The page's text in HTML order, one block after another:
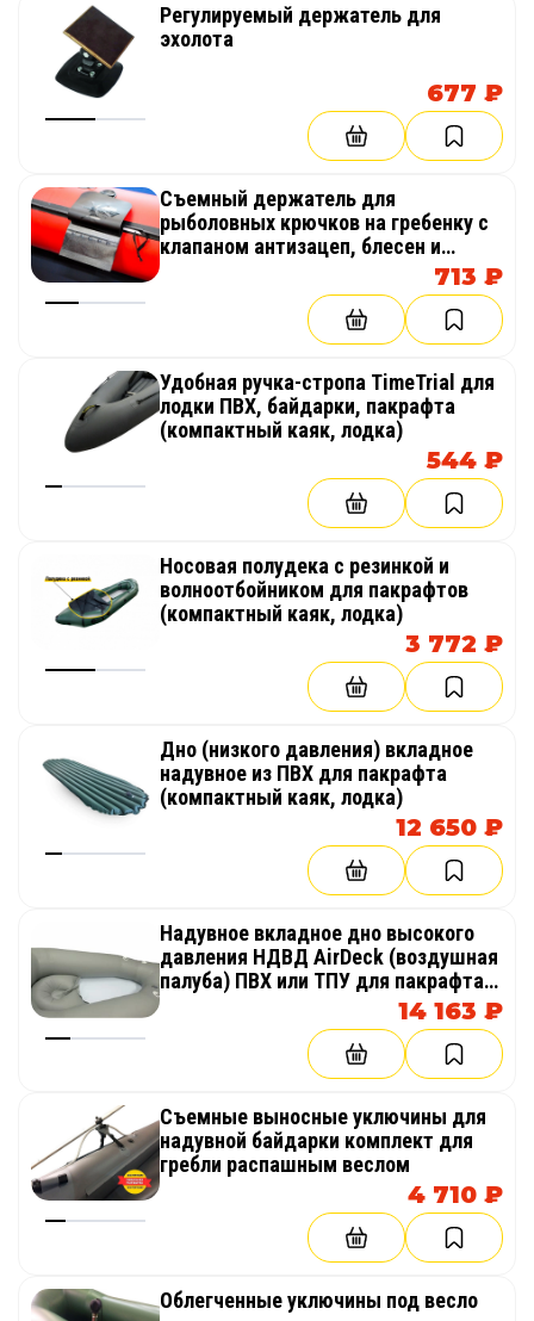
Регулируемый держатель для
эхолота
677 ₽
Съемный держатель для
рыболовных крючков на гребенку с
клапаном антизацеп, блесен и
байдарку или каяк
713 ₽
Удобная ручка-стропа TimeTrial для
лодки ПВХ, байдарки, пакрафта
(компактный каяк, лодка)
544 ₽
Носовая полудека с резинкой и
волноотбойником для пакрафтов
(компактный каяк, лодка)
3 772 ₽
Дно (низкого давления) вкладное
надувное из ПВХ для пакрафта
(компактный каяк, лодка)
12 650 ₽
Надувное вкладное дно высокого
давления НДВД AirDeck (воздушная
палуба) ПВХ или ТПУ для пакрафта
(компактный каяк, лодка)14 163 ₽
Съемные выносные уключины для
надувной байдарки комплект для
гребли распашным веслом
4 710 ₽
Облегченные уключины под весло